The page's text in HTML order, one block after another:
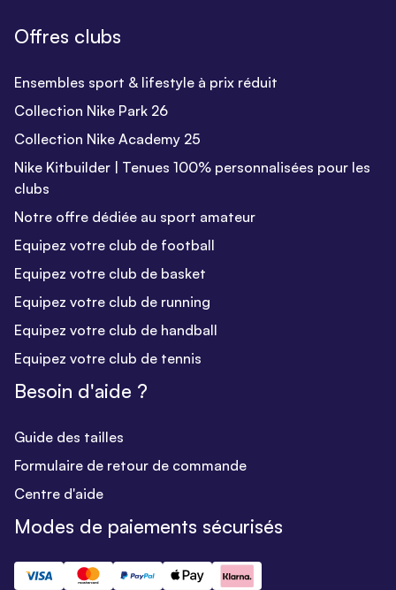
Offres clubs
Ensembles sport & lifestyle à prix réduit
Collection Nike Park 26
Collection Nike Academy 25
Nike Kitbuilder | Tenues 100% personnalisées pour les
clubs
Notre offre dédiée au sport amateur
Equipez votre club de football
Equipez votre club de basket
Equipez votre club de running
Equipez votre club de handball
Equipez votre club de tennis
Besoin d'aide ?
Guide des tailles
Formulaire de retour de commande
Centre d'aide
Modes de paiements sécurisés